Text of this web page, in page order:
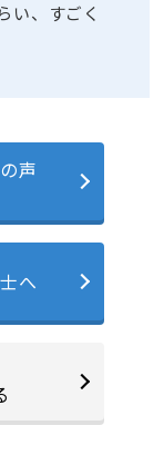
い、すごく
声
へ